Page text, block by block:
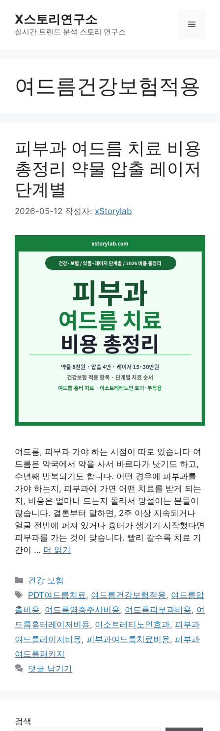
X스토리연구소
실시간 트렌드 분석 스토리 연구소
메
여드름건강보험적용
피부과 여드름 치료 비용
총정리 약물 압출 레이저
단계별
2026-05-12 작성자: xStorylab
여드름, 피부과 가야 하는 시점이 따로 있습니다 여
드름은 약국에서 약을 사서 바르다가 낫기도 하고,
수년째 반복되기도 합니다. 어떤 경우에 피부과를
가야 하는지, 피부과에 가면 어떤 치료를 받게 되는
지, 비용은 얼마나 드는지 몰라서 망설이는 분들이
많습니다. 결론부터 말하면, 2주 이상 지속되거나
얼굴 전반에 퍼져 있거나 흉터가 생기기 시작했다면
피부과를 가는 것이 맞습니다. 빨리 갈수록 치료 기
간이 … 더 읽기
카
테
리
건강 보험
태
그
PDT여드름치료 , 여드름건강보험적용, 여드름압
출비용, 여드름염증주사비용, 여드름피부과비용, 여
드름흉터레이저비용, 이소트레티노인효과, 피부과
여드름레이저비용, 피부과여드름치료비용, 피부과
여드름패키지
댓글 남기기
검색